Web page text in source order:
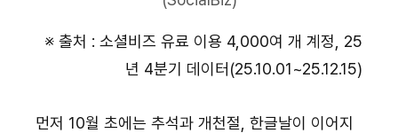
※ 출처 : 소셜비즈 유료 이용 4,000여 개 계정, 25
년 4분기 데이터(25.10.01~25.12.15)
먼저 10월 초에는 추석과 개천절, 한글날이 이어지